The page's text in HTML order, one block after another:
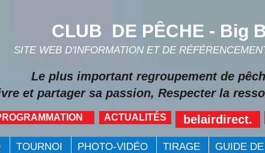
CLUB DE PÊCHE - Big
SITE WEB D'INFORMATION ET DE
et partager sa passion, Respecter la
ACTUALITÉS belairdirect.
Le plus important regroupement de
TOURNOI PHOTO-VIDÉO TIRAGE GUIDE